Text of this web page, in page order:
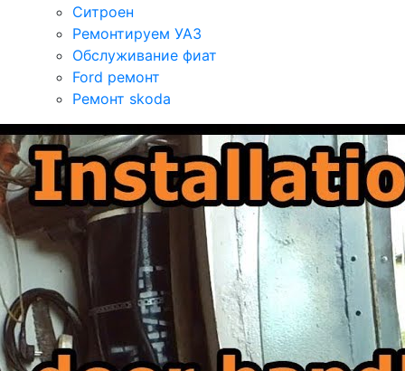
Ситроен
Ремонтируем УАЗ
Обслуживание фиат
Ford ремонт
Ремонт skoda